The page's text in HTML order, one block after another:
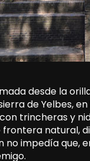
desde la
de Yelbes,
trincheras y
natural,
no impedía que,